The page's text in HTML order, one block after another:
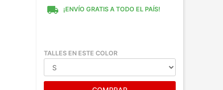
local_shipping ¡ENVÍO GRATIS A TODO EL PAÍS!
TALLES EN ESTE COLOR